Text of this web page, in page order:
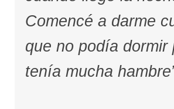
Comencé a darme
que no podía dormir
tenía mucha